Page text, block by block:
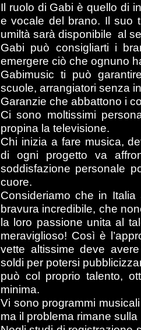
Il ruolo di Gabi è quello di
e vocale del brano. Il suo
umiltà sarà disponibile al
Gabi può consigliarti i
emergere ciò che ognuno
Gabimusic ti può
scuole, arrangiatori senza
Garanzie che abbattono i
Ci sono moltissimi
propina la televisione.
Chi inizia a fare musica,
di ogni progetto va
soddisfazione personale
cuore.
Consideriamo che in
bravura incredibile, che
la loro passione unita al
meraviglioso! Così è
vette altissime deve
soldi per potersi
può col proprio talento,
minima.
Vi sono programmi
ma il problema rimane